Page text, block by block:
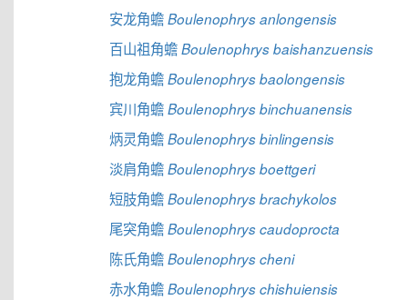
安龙角蟾Boulenophrys anlongensis
百山祖角蟾Boulenophrys baishanzuensis
抱龙角蟾Boulenophrys baolongensis
宾川角蟾Boulenophrys binchuanensis
炳灵角蟾Boulenophrys binlingensis
淡肩角蟾Boulenophrys boettgeri
短肢角蟾Boulenophrys brachykolos
尾突角蟾Boulenophrys caudoprocta
陈氏角蟾Boulenophrys cheni
赤水角蟾Boulenophrys chishuiensis